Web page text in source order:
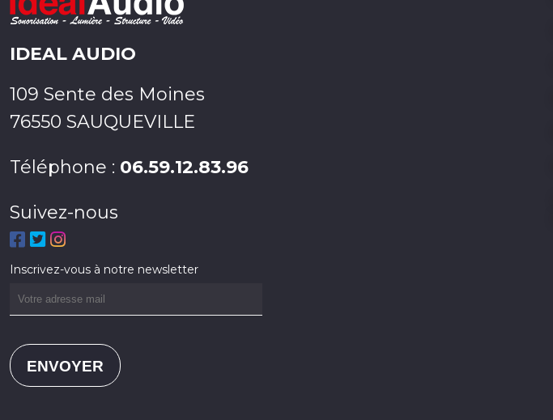
IDEAL AUDIO
109 Sente des Moines
76550 SAUQUEVILLE
Téléphone : 06.59.12.83.96
Suivez-nous
Inscrivez-vous à notre newsletter